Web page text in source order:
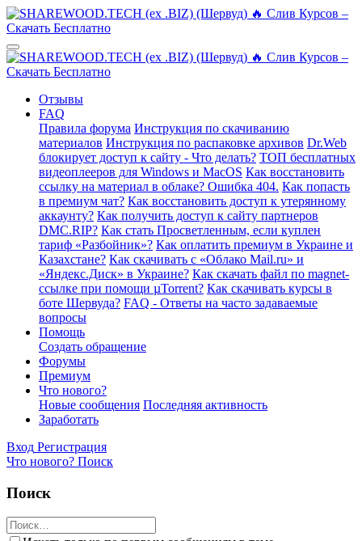
Отзывы
FAQ
Правила форума Инструкция по скачиванию
материалов Инструкция по распаковке архивов Dr.Web
блокирует доступ к сайту - Что делать? ТОП бесплатных
видеоплееров для Windows и MacOS Как восстановить
ссылку на материал в облаке? Ошибка 404. Как попасть
в премиум чат? Как восстановить доступ к утерянному
аккаунту? Как получить доступ к сайту партнеров
DMC.RIP? Как стать Просветленным, если куплен
тариф «Разбойник»? Как оплатить премиум в Украине и
Казахстане? Как скачивать с «Облако Mail.ru» и
«Яндекс.Диск» в Украине? Как скачать файл по magnet-
ссылке при помощи µTorrent? Как скачивать курсы в
боте Шервуда? FAQ - Ответы на часто задаваемые
вопросы
Помощь
Создать обращение
Форумы
Премиум
Что нового?
Новые сообщения Последняя активность
Заработать
Вход Регистрация
Что нового? Поиск
Поиск